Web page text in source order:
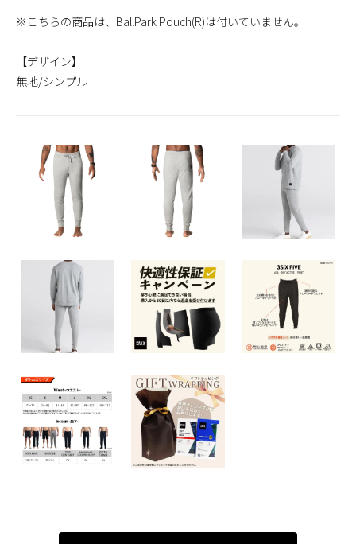
※こちらの商品は、BallPark Pouch(R)は付いていません。
【デザイン】
無地/シンプル